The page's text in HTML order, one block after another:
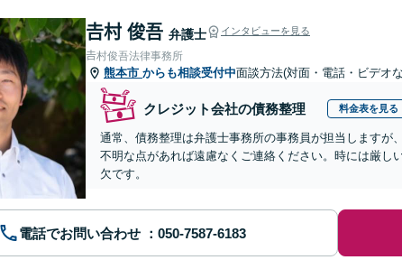
𠮷村 俊吾 弁護士 インタビューを見る
𠮷村俊吾法律事務所
熊本市 からも相談受付中面談方法(対面・電話・ビデオ
クレジット会社の債務整理 料金表を見る
通常、債務整理は弁護士事務所の事務員が担当します
不明な点があれば遠慮なくご連絡ください。時には厳
欠です。
電話でお問い合わせ